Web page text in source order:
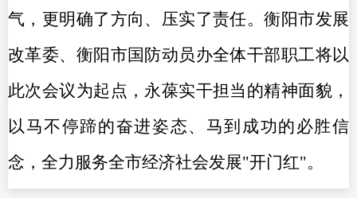
气，更明确了方向、压实了责任。衡阳市发展
改革委、衡阳市国防动员办全体干部职工将以
此次会议为起点，永葆实干担当的精神面貌，
以马不停蹄的奋进姿态、马到成功的必胜信
念，全力服务全市经济社会发展"开门红"。